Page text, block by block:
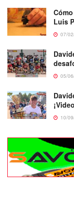
Luis
07/
05/
10/